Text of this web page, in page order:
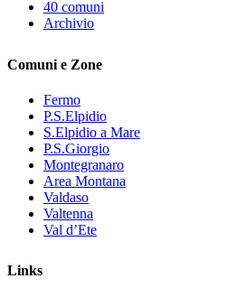
40 comuni
Archivio
Comuni e Zone
Fermo
P.S.Elpidio
S.Elpidio a Mare
P.S.Giorgio
Montegranaro
Area Montana
Valdaso
Valtenna
Val d’Ete
Links